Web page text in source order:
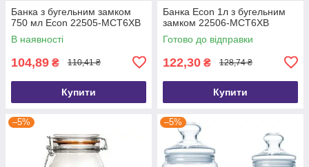
Банка з бугельним замком
750 мл Econ 22505-MCT6XB
В наявності
104,89 ₴ 110,41 ₴
Купити
Банка Econ 1л з бугельним
замком 22506-MCT6XB
Готово до відправки
122,30 ₴ 128,74 ₴
Купити
–5% –5%